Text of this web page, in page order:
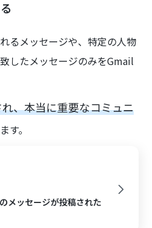
るメッセージや、特定の人物
したメッセージのみをGmail
、本当に重要なコミュニ
す。
メッセージが投稿された